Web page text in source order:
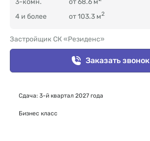
3-комн.
от 68.6 м
4 и более
от 103.3 м2
Застройщик СК «Резиденс»
Заказать звонок
Сдача: 3-й квартал 2027 года
Бизнес класс